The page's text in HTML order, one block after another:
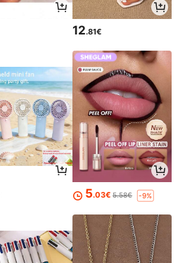
12.81€
5.03€ 5.58€ -9%